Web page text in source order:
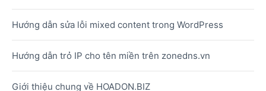
Hướng dẫn sửa lỗi mixed content trong WordPress
Hướng dẫn trỏ IP cho tên miền trên zonedns.vn
Giới thiệu chung về HOADON.BIZ